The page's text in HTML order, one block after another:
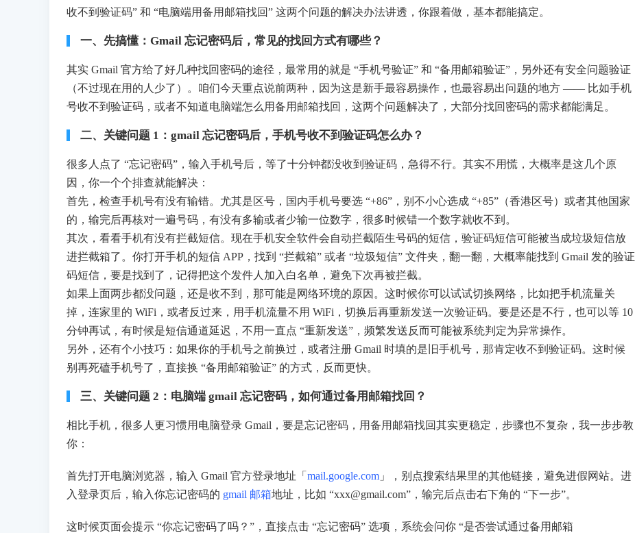
收不到验证码” 和 “电脑端用备用邮箱找回” 这两个问题的解决办法讲透，你跟着做，基本都能搞定。
一、先搞懂：Gmail 忘记密码后，常见的找回方式有哪些？
其实 Gmail 官方给了好几种找回密码的途径，最常用的就是 “手机号验证” 和 “备用邮箱验证”，另外还有安全问题验证
（不过现在用的人少了）。咱们今天重点说前两种，因为这是新手最容易操作，也最容易出问题的地方 —— 比如手机
号收不到验证码，或者不知道电脑端怎么用备用邮箱找回，这两个问题解决了，大部分找回密码的需求都能满足。
二、关键问题 1：gmail 忘记密码后，手机号收不到验证码怎么办？
很多人点了 “忘记密码”，输入手机号后，等了十分钟都没收到验证码，急得不行。其实不用慌，大概率是这几个原
因，你一个个排查就能解决：
首先，检查手机号有没有输错。尤其是区号，国内手机号要选 “+86”，别不小心选成 “+85”（香港区号）或者其他国家
的，输完后再核对一遍号码，有没有多输或者少输一位数字，很多时候错一个数字就收不到。
其次，看看手机有没有拦截短信。现在手机安全软件会自动拦截陌生号码的短信，验证码短信可能被当成垃圾短信放
进拦截箱了。你打开手机的短信 APP，找到 “拦截箱” 或者 “垃圾短信” 文件夹，翻一翻，大概率能找到 Gmail 发的验证
码短信，要是找到了，记得把这个发件人加入白名单，避免下次再被拦截。
如果上面两步都没问题，还是收不到，那可能是网络环境的原因。这时候你可以试试切换网络，比如把手机流量关
掉，连家里的 WiFi，或者反过来，用手机流量不用 WiFi，切换后再重新发送一次验证码。要是还是不行，也可以等 10
分钟再试，有时候是短信通道延迟，不用一直点 “重新发送”，频繁发送反而可能被系统判定为异常操作。
另外，还有个小技巧：如果你的手机号之前换过，或者注册 Gmail 时填的是旧手机号，那肯定收不到验证码。这时候
别再死磕手机号了，直接换 “备用邮箱验证” 的方式，反而更快。
三、关键问题 2：电脑端 gmail 忘记密码，如何通过备用邮箱找回？
相比手机，很多人更习惯用电脑登录 Gmail，要是忘记密码，用备用邮箱找回其实更稳定，步骤也不复杂，我一步步教
你：
首先打开电脑浏览器，输入 Gmail 官方登录地址「 mail.google.com 」，别点搜索结果里的其他链接，避免进假网站。进
入登录页后，输入你忘记密码的 gmail 邮箱地址，比如 “xxx@gmail.com”，输完后点击右下角的 “下一步”。
这时候页面会提示 “你忘记密码了吗？”，直接点击 “忘记密码” 选项，系统会问你 “是否尝试通过备用邮箱